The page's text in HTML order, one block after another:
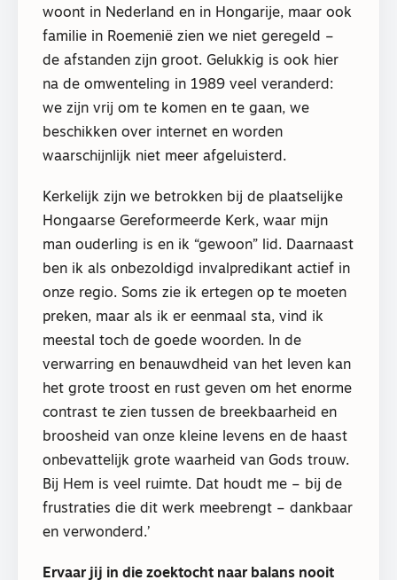
woont in Nederland en in Hongarije, maar ook
familie in Roemenië zien we niet geregeld –
de afstanden zijn groot. Gelukkig is ook hier
na de omwenteling in 1989 veel veranderd:
we zijn vrij om te komen en te gaan, we
beschikken over internet en worden
waarschijnlijk niet meer afgeluisterd.
Kerkelijk zijn we betrokken bij de plaatselijke
Hongaarse Gereformeerde Kerk, waar mijn
man ouderling is en ik “gewoon” lid. Daarnaast
ben ik als onbezoldigd invalpredikant actief in
onze regio. Soms zie ik ertegen op te moeten
preken, maar als ik er eenmaal sta, vind ik
meestal toch de goede woorden. In de
verwarring en benauwdheid van het leven kan
het grote troost en rust geven om het enorme
contrast te zien tussen de breekbaarheid en
broosheid van onze kleine levens en de haast
onbevattelijk grote waarheid van Gods trouw.
Bij Hem is veel ruimte. Dat houdt me – bij de
frustraties die dit werk meebrengt – dankbaar
en verwonderd.’
Ervaar jij in die zoektocht naar balans nooit